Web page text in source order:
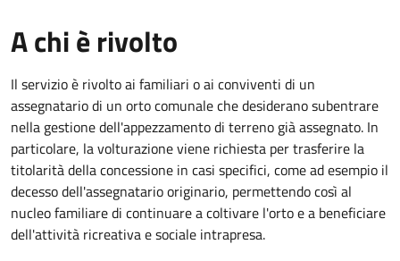
A chi è rivolto
Il servizio è rivolto ai familiari o ai conviventi di un
assegnatario di un orto comunale che desiderano subentrare
nella gestione dell'appezzamento di terreno già assegnato. In
particolare, la volturazione viene richiesta per trasferire la
titolarità della concessione in casi specifici, come ad esempio il
decesso dell'assegnatario originario, permettendo così al
nucleo familiare di continuare a coltivare l'orto e a beneficiare
dell'attività ricreativa e sociale intrapresa.